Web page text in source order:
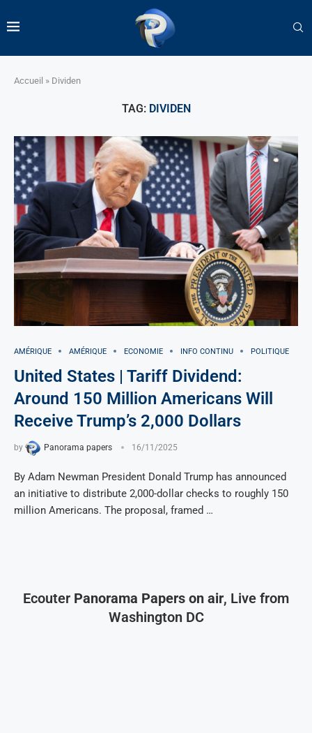
Accueil » Dividen
TAG: DIVIDEN
AMÉRIQUE AMÉRIQUE ECONOMIE INFO CONTINU POLITIQUE
United States | Tariff Dividend:
Around 150 Million Americans Will
Receive Trump’s 2,000 Dollars
by Panorama papers 16/11/2025
By Adam Newman President Donald Trump has announced
an initiative to distribute 2,000-dollar checks to roughly 150
million Americans. The proposal, framed …
Ecouter Panorama Papers on air, Live from
Washington DC